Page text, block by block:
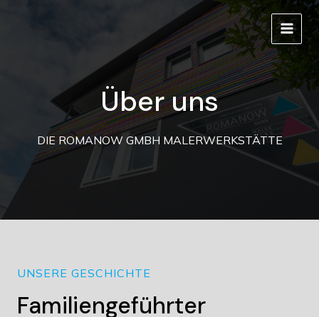
MAIN
Über uns
DIE ROMANOW GMBH MALERWERKSTÄTTE
UNSERE GESCHICHTE
Familiengeführter